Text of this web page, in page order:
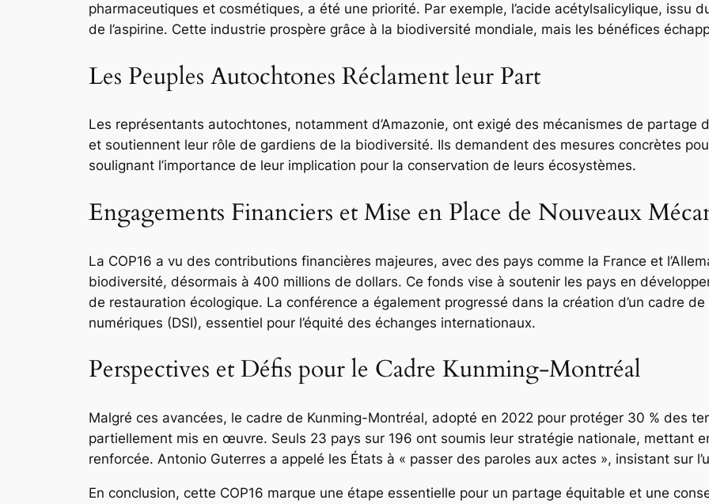
pharmaceutiques et cosmétiques, a été une priorité. Par exemple, l’acide acétylsalicylique, issu
de l’aspirine. Cette industrie prospère grâce à la biodiversité mondiale, mais les bénéfices
Les Peuples Autochtones Réclament leur Part
Les représentants autochtones, notamment d’Amazonie, ont exigé des mécanismes de partage
et soutiennent leur rôle de gardiens de la biodiversité. Ils demandent des mesures concrètes
soulignant l’importance de leur implication pour la conservation de leurs écosystèmes.
Engagements Financiers et Mise en Place de Nouveaux
La COP16 a vu des contributions financières majeures, avec des pays comme la France et
biodiversité, désormais à 400 millions de dollars. Ce fonds vise à soutenir les pays en
de restauration écologique. La conférence a également progressé dans la création d’un cadre
numériques (DSI), essentiel pour l’équité des échanges internationaux.
Perspectives et Défis pour le Cadre Kunming-Montréal
Malgré ces avancées, le cadre de Kunming-Montréal, adopté en 2022 pour protéger 30 % des
partiellement mis en œuvre. Seuls 23 pays sur 196 ont soumis leur stratégie nationale, mettant
renforcée. Antonio Guterres a appelé les États à « passer des paroles aux actes », insistant sur
En conclusion, cette COP16 marque une étape essentielle pour un partage équitable et une